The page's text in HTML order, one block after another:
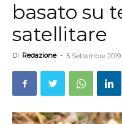
basato su
satellitare
Di Redazione - 5 Settembre 2019